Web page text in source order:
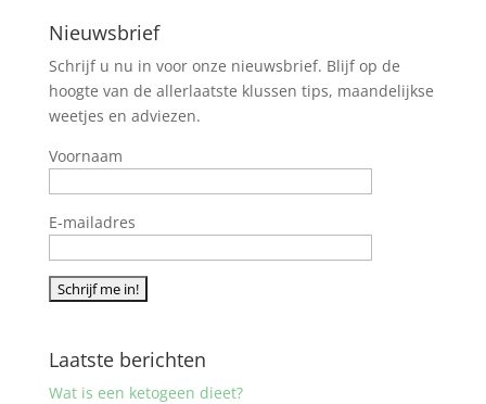
Nieuwsbrief
Schrijf u nu in voor onze nieuwsbrief. Blijf op de
hoogte van de allerlaatste klussen tips, maandelijkse
weetjes en adviezen.
Voornaam
E-mailadres
Laatste berichten
Wat is een ketogeen dieet?